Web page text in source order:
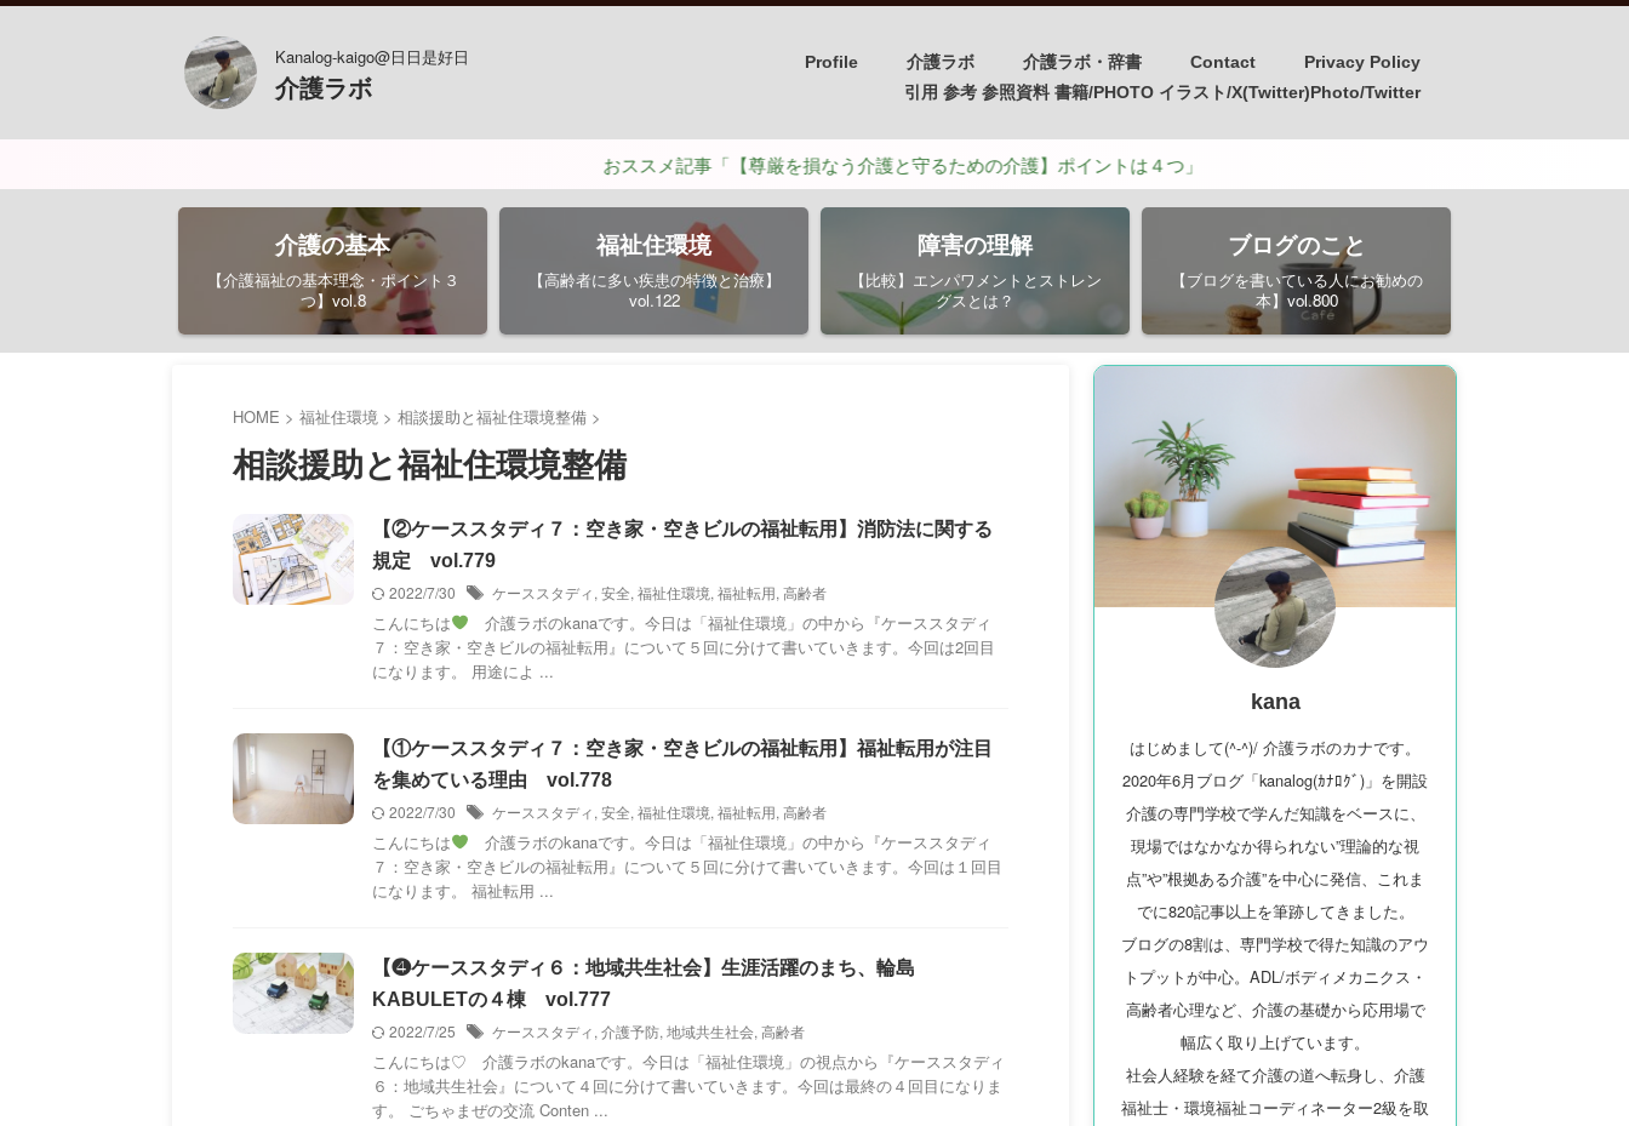
Kanalog-kaigo@日日是好日
介護ラボ
Profile 介護ラボ 介護ラボ・辞書 Contact
Privacy Policy
引用 参考 参照資料 書籍/PHOTO イラスト/X(Twitter)Photo/Twitter
おススメ記事「【尊厳を損なう介護と守るための介護】ポイントは４つ」
介護の基本
【介護福祉の基本理念・ポイント３
つ】vol.8
福祉住環境
【高齢者に多い疾患の特徴と治療】
vol.122
障害の理解
【比較】エンパワメントとストレン
グスとは？
ブログのこと
【ブログを書いている人にお勧めの
本】vol.800
HOME > 福祉住環境 > 相談援助と福祉住環境整備 >
相談援助と福祉住環境整備
【②ケーススタディ７：空き家・空きビルの福祉転用】消防法に関する
規定 vol.779
2022/7/30
ケーススタディ, 安全, 福祉住環境, 福祉転用, 高齢者
こんにちは
介護ラボのkanaです。今日は「福祉住環境」の中から『ケーススタディ
７：空き家・空きビルの福祉転用』について５回に分けて書いていきます。今回は2回目
になります。 用途によ ...
【①ケーススタディ７：空き家・空きビルの福祉転用】福祉転用が注目
を集めている理由 vol.778
2022/7/30
ケーススタディ, 安全, 福祉住環境, 福祉転用, 高齢者
こんにちは
介護ラボのkanaです。今日は「福祉住環境」の中から『ケーススタディ
７：空き家・空きビルの福祉転用』について５回に分けて書いていきます。今回は１回目
になります。 福祉転用 ...
【❹ケーススタディ６：地域共生社会】生涯活躍のまち、輪島
KABULETの４棟 vol.777
2022/7/25
ケーススタディ, 介護予防, 地域共生社会, 高齢者
こんにちは♡ 介護ラボのkanaです。今日は「福祉住環境」の視点から『ケーススタディ
６：地域共生社会』について４回に分けて書いていきます。今回は最終の４回目になりま
す。 ごちゃまぜの交流 Conten ...
kana
はじめまして(^-^)/ 介護ラボのカナです。
2020年6月ブログ「kanalog(ｶﾅﾛｸﾞ)」を開設
介護の専門学校で学んだ知識をベースに、
現場ではなかなか得られない”理論的な視
点”や”根拠ある介護”を中心に発信、これま
でに820記事以上を筆跡してきました。
ブログの8割は、専門学校で得た知識のアウ
トプットが中心。ADL/ボディメカニクス・
高齢者心理など、介護の基礎から応用場で
幅広く取り上げています。
社会人経験を経て介護の道へ転身し、介護
福祉士・環境福祉コーディネーター2級を取